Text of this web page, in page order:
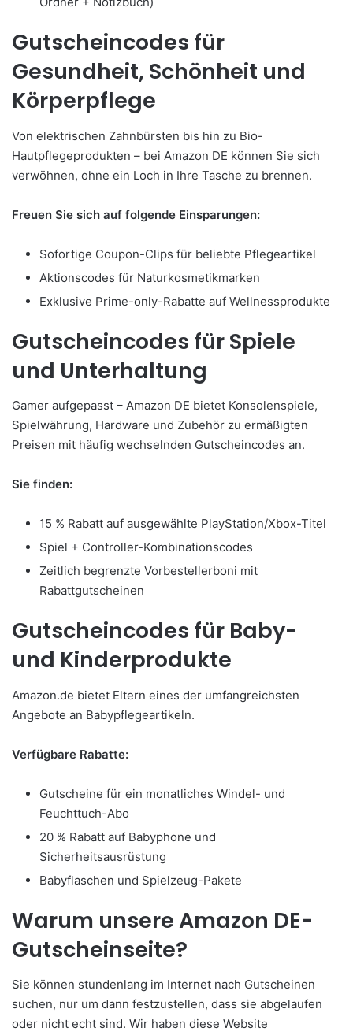
Gutscheincodes für
Gesundheit, Schönheit und
Körperpflege
Von elektrischen Zahnbürsten bis hin zu Bio-
Hautpflegeprodukten – bei Amazon DE können Sie sich
verwöhnen, ohne ein Loch in Ihre Tasche zu brennen.
Freuen Sie sich auf folgende Einsparungen:
Sofortige Coupon-Clips für beliebte Pflegeartikel
Aktionscodes für Naturkosmetikmarken
Exklusive Prime-only-Rabatte auf Wellnessprodukte
Gutscheincodes für Spiele
und Unterhaltung
Gamer aufgepasst – Amazon DE bietet Konsolenspiele,
Spielwährung, Hardware und Zubehör zu ermäßigten
Preisen mit häufig wechselnden Gutscheincodes an.
Sie finden:
15 % Rabatt auf ausgewählte PlayStation/Xbox-Titel
Spiel + Controller-Kombinationscodes
Zeitlich begrenzte Vorbestellerboni mit
Rabattgutscheinen
Gutscheincodes für Baby-
und Kinderprodukte
Amazon.de bietet Eltern eines der umfangreichsten
Angebote an Babypflegeartikeln.
Verfügbare Rabatte:
Gutscheine für ein monatliches Windel- und
Feuchttuch-Abo
20 % Rabatt auf Babyphone und
Sicherheitsausrüstung
Babyflaschen und Spielzeug-Pakete
Warum unsere Amazon DE-
Gutscheinseite?
Sie können stundenlang im Internet nach Gutscheinen
suchen, nur um dann festzustellen, dass sie abgelaufen
oder nicht echt sind. Wir haben diese Website